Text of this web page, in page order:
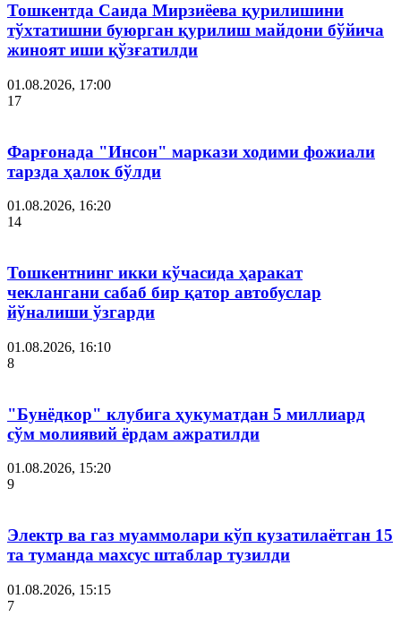
Тошкентда Саида Мирзиёева қурилишини
тўхтатишни буюрган қурилиш майдони бўйича
жиноят иши қўзғатилди
01.08.2026, 17:00
17
Фарғонада "Инсон" маркази ходими фожиали
тарзда ҳалок бўлди
01.08.2026, 16:20
14
Тошкентнинг икки кўчасида ҳаракат
чеклангани сабаб бир қатор автобуслар
йўналиши ўзгарди
01.08.2026, 16:10
8
"Бунёдкор" клубига ҳукуматдан 5 миллиард
сўм молиявий ёрдам ажратилди
01.08.2026, 15:20
9
Электр ва газ муаммолари кўп кузатилаётган 15
та туманда махсус штаблар тузилди
01.08.2026, 15:15
7